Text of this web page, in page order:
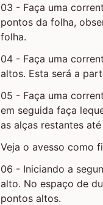
03 - Faça uma
pontos da folha,
folha.
04 - Faça uma
altos. Esta será a
05 - Faça uma
em seguida faça
as alças restantes
Veja o avesso como
06 - Iniciando a
alto. No espaço de
pontos altos.